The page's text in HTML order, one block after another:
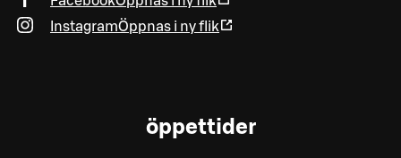
InstagramÖppnas i ny flik
öppettider